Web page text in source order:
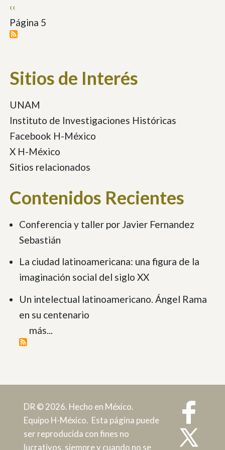
Paginación
Página
anterior
‹‹
Página 5
Sitios de Interés
UNAM
Instituto de Investigaciones Históricas
Facebook H-México
X H-México
Sitios relacionados
Contenidos Recientes
Conferencia y taller por Javier Fernandez
Sebastián
La ciudad latinoamericana: una figura de la
imaginación social del siglo XX
Un intelectual latinoamericano. Ángel Rama
en su centenario
más...
DR © 2026. Hecho en México.
Equipo H-México. Esta página puede
ser reproducida con fines no
lucrativos, siempre y cuando no se